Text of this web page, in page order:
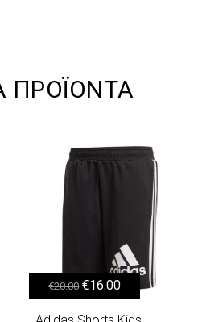
ΠΡΟΪΌΝΤΑ
€20.00 Original price was: €20.00.
€16.00Η τρέχουσα τιμή είναι: €16.00.